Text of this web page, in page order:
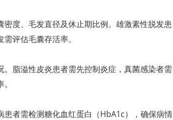
度、毛发直径及休止期比例。雄激素性脱发患
评估毛囊存活率。
脂溢性皮炎患者需先控制炎症，真菌感染者需
者需检测糖化血红蛋白（HbA1c），确保病情